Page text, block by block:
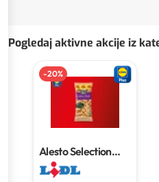
Pogledaj aktivne akcije iz
-20%
Alesto Selection
indijski oraščići XXL
500 g